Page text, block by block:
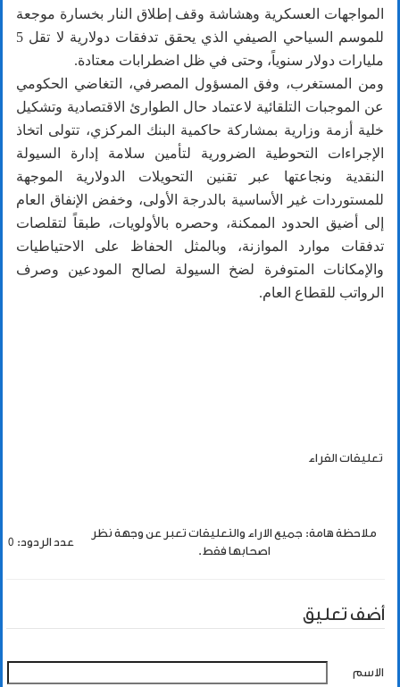
المواجهات العسكرية وهشاشة وقف إطلاق النار بخسارة موجعة
للموسم السياحي الصيفي الذي يحقق تدفقات دولارية لا تقل 5
مليارات دولار سنوياً، وحتى في ظل اضطرابات معتادة.
ومن المستغرب، وفق المسؤول المصرفي، التغاضي الحكومي
عن الموجبات التلقائية لاعتماد حال الطوارئ الاقتصادية وتشكيل
خلية أزمة وزارية بمشاركة حاكمية البنك المركزي، تتولى اتخاذ
الإجراءات التحوطية الضرورية لتأمين سلامة إدارة السيولة
النقدية ونجاعتها عبر تقنين التحويلات الدولارية الموجهة
للمستوردات غير الأساسية بالدرجة الأولى، وخفض الإنفاق العام
إلى أضيق الحدود الممكنة، وحصره بالأولويات، طبقاً لتقلصات
تدفقات موارد الموازنة، وبالمثل الحفاظ على الاحتياطيات
والإمكانات المتوفرة لضخ السيولة لصالح المودعين وصرف
الرواتب للقطاع العام.
تعليقات القراء
ملاحظة هامة: جميع الاراء والتعليقات تعبر عن وجهة نظر
اصحابها فقط.
عدد الردود: 0
أضف تعليق
الاسم